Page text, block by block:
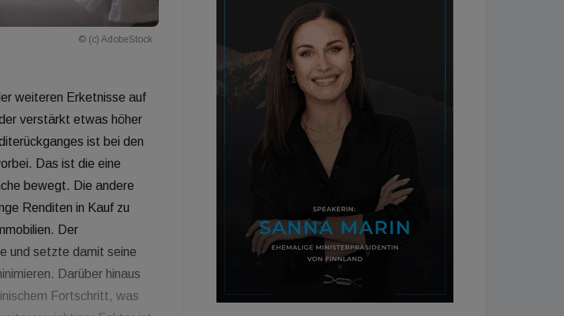
© (c) AdobeStock
weiteren Erketnisse auf
verstärkt etwas höher
ist bei den
Das ist die eine
bewegt. Die andere
Renditen in Kauf zu
Der
und setzte damit seine
Darüber hinaus
Fortschritt, was